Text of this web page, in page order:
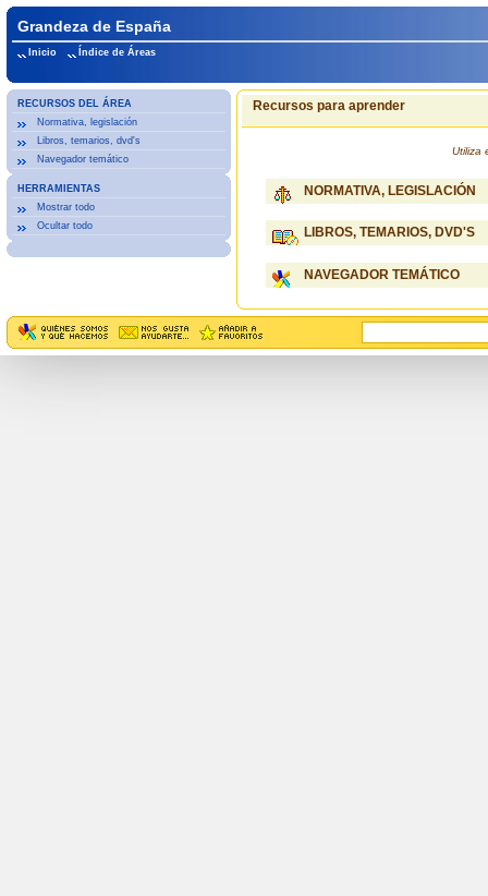
Grandeza de España
Inicio Índice de Áreas
RECURSOS DEL ÁREA
Normativa, legislación
Libros, temarios, dvd's
Navegador temático
HERRAMIENTAS
Mostrar todo
Ocultar todo
Recursos para aprender
Utiliza
NORMATIVA, LEGISLACIÓN
LIBROS, TEMARIOS, DVD'S
NAVEGADOR TEMÁTICO